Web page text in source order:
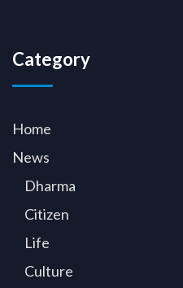
Category
Home
News
Dharma
Citizen
Life
Culture